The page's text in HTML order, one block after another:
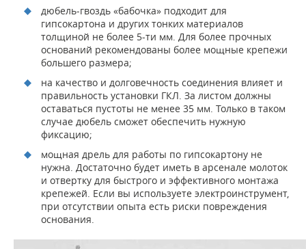
дюбель-гвоздь «бабочка» подходит для
гипсокартона и других тонких материалов
толщиной не более 5-ти мм. Для более прочных
оснований рекомендованы более мощные крепежи
большего размера;
на качество и долговечность соединения влияет и
правильность установки ГКЛ. За листом должны
оставаться пустоты не менее 35 мм. Только в таком
случае дюбель сможет обеспечить нужную
фиксацию;
мощная дрель для работы по гипсокартону не
нужна. Достаточно будет иметь в арсенале молоток
и отвертку для быстрого и эффективного монтажа
крепежей. Если вы используете электроинструмент,
при отсутствии опыта есть риски повреждения
основания.